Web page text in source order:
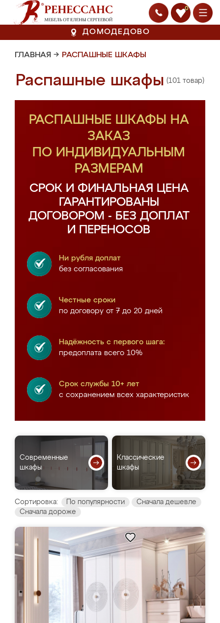
0
ДОМОДЕДОВО
ГЛАВНАЯ → РАСПАШНЫЕ ШКАФЫ
Распашные шкафы (101 товар)
РАСПАШНЫЕ ШКАФЫ НА
ЗАКАЗ
ПО ИНДИВИДУАЛЬНЫМ
РАЗМЕРАМ
СРОК И ФИНАЛЬНАЯ ЦЕНА
ГАРАНТИРОВАНЫ
ДОГОВОРОМ - БЕЗ ДОПЛАТ
И ПЕРЕНОСОВ
Ни рубля доплат
без согласования
Честные сроки
по договору от 7 до 20 дней
Надёжность с первого шага:
предоплата всего 10%
Срок службы 10+ лет
с сохранением всех характеристик
Современные
шкафы
Классические
шкафы
Сортировка: По популярности
Сначала дешевле
Сначала дороже